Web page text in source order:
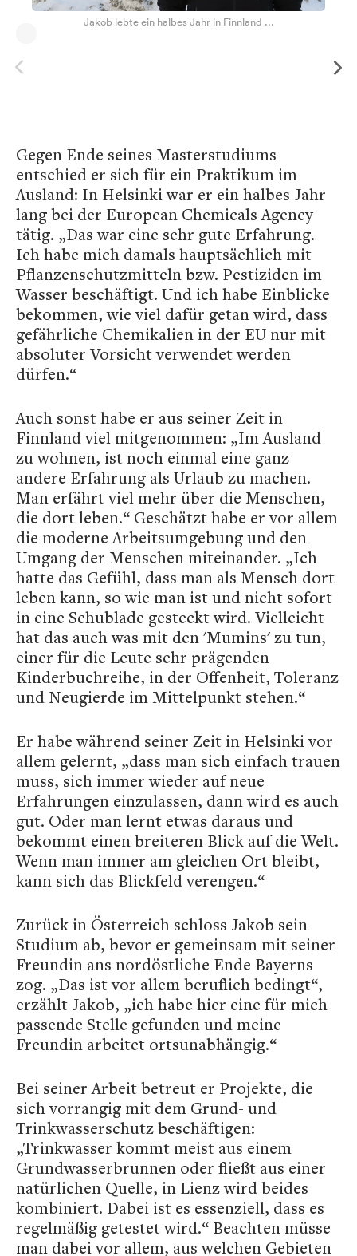
Jakob lebte ein halbes Jahr in Finnland ...
Gegen Ende seines Masterstudiums
entschied er sich für ein Praktikum im
Ausland: In Helsinki war er ein halbes Jahr
lang bei der European Chemicals Agency
tätig. „Das war eine sehr gute Erfahrung.
Ich habe mich damals hauptsächlich mit
Pflanzenschutzmitteln bzw. Pestiziden im
Wasser beschäftigt. Und ich habe Einblicke
bekommen, wie viel dafür getan wird, dass
gefährliche Chemikalien in der EU nur mit
absoluter Vorsicht verwendet werden
dürfen.“
Auch sonst habe er aus seiner Zeit in
Finnland viel mitgenommen: „Im Ausland
zu wohnen, ist noch einmal eine ganz
andere Erfahrung als Urlaub zu machen.
Man erfährt viel mehr über die Menschen,
die dort leben.“ Geschätzt habe er vor allem
die moderne Arbeitsumgebung und den
Umgang der Menschen miteinander. „Ich
hatte das Gefühl, dass man als Mensch dort
leben kann, so wie man ist und nicht sofort
in eine Schublade gesteckt wird. Vielleicht
hat das auch was mit den 'Mumins' zu tun,
einer für die Leute sehr prägenden
Kinderbuchreihe, in der Offenheit, Toleranz
und Neugierde im Mittelpunkt stehen.“
Er habe während seiner Zeit in Helsinki vor
allem gelernt, „dass man sich einfach trauen
muss, sich immer wieder auf neue
Erfahrungen einzulassen, dann wird es auch
gut. Oder man lernt etwas daraus und
bekommt einen breiteren Blick auf die Welt.
Wenn man immer am gleichen Ort bleibt,
kann sich das Blickfeld verengen.“
Zurück in Österreich schloss Jakob sein
Studium ab, bevor er gemeinsam mit seiner
Freundin ans nordöstliche Ende Bayerns
zog. „Das ist vor allem beruflich bedingt“,
erzählt Jakob, „ich habe hier eine für mich
passende Stelle gefunden und meine
Freundin arbeitet ortsunabhängig.“
Bei seiner Arbeit betreut er Projekte, die
sich vorrangig mit dem Grund- und
Trinkwasserschutz beschäftigen:
„Trinkwasser kommt meist aus einem
Grundwasserbrunnen oder fließt aus einer
natürlichen Quelle, in Lienz wird beides
kombiniert. Dabei ist es essenziell, dass es
regelmäßig getestet wird.“ Beachten müsse
man dabei vor allem, aus welchen Gebieten